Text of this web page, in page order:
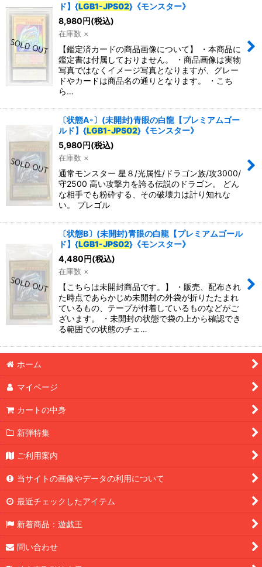
ド】{LGB1-JPS02}《モンスター》
8,980円(税込)
在庫数 ×
【鑑定済カードの商品画像について】 ・本商品に
鑑定書は付属しておりません。 ・商品画像は実物
写真ではなくイメージ写真となりますが、グレー
ドやカードは商品名の通りとなります。 ・こち
ら…
〔状態A-〕(未開封)青眼の白龍【プレミアムゴー
ルド】{LGB1-JPS02}《モンスター》
5,980円(税込)
在庫数 ×
通常モンスター 星８/光属性/ドラゴン族/攻3000/
守2500 高い攻撃力を誇る伝説のドラゴン。 どん
な相手でも粉砕する、その破壊力は計り知れな
い。 プレゴル
〔状態B〕(未開封)青眼の白龍【プレミアムゴール
ド】{LGB1-JPS02}《モンスター》
4,480円(税込)
在庫数 ×
【こちらは未開封商品です。】 ・販売、配布され
た時点であらかじめ未開封の外袋が折りたたまれ
ているもの、テープが付着しているものなどがご
ざいます。 ・未開封の状態で袋の上から確認でき
る範囲での状態のチェ…
ホーム
マイページ
カートの中身
新弾特集
ご利用案内
当サイトの画像やデータの利用について
最近チェックしたアイテム
新着商品：遊戯王
問い合わせ